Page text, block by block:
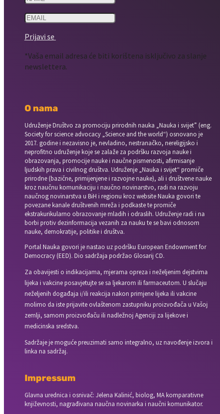
Prijavi se
*Vaša email adresa će biti korištena isključivo za slanje
newslettera.
O nama
Udruženje Društvo za promociju prirodnih nauka „Nauka i svijet” (eng.
Society for science advocacy „Science and the world“) osnovano je
2017. godine i nezavisno je, nevladino, nestranačko, nereligijsko i
neprofitno udruženje koje se zalaže za podršku razvoja nauke i
obrazovanja, promocije nauke i naučne pismenosti, afirmisanje
ljudskih prava i civilnog društva. Udruženje „Nauka i svijet“ promiče
prirodne (bazične, primijenjene i razvojne nauke), ali i društvene nauke
kroz naučnu komunikaciju i naučno novinarstvo, radi na razvoju
naučnog novinarstva u BiH i regionu kroz website Nauka govori te
povezane kanale društvenih mreža i podkaste te promiče
ekstrakurikularno obrazovanje mladih i odraslih. Udruženje radi i na
borbi protiv dezinformacija vezanih za nauku te se bavi odnosom
nauke, demokratije, politike i društva.
Portal Nauka govori je nastao uz podršku European Endowment for
Democracy (EED). Dio sadržaja podržao Glosarij CD.
Za obavijesti o indikacijama, mjerama opreza i neželjenim dejstvima
lijeka i vakcine posavjetujte se sa ljekarom ili farmaceutom. U slučaju
neželjenih događaja i/ili reakcija nakon primjene lijeka ili vakcine
molimo da iste prijavite ovlaštenom zastupniku proizvođača u Vašoj
zemlji, samom proizvođaču ili nadležnoj Agenciji za lijekove i
medicinska sredstva.
Sadržaje je moguće preuzimati samo integralno, uz navođenje izvora i
linka na sadržaj.
Impressum
Glavna urednica i osnivač: Jelena Kalinić, biolog, MA komparativne
književnosti, nagrađivana naučna novinarka i naučni komunikator.